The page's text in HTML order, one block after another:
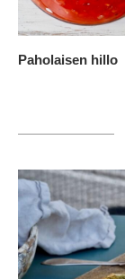
Paholaisen hillo